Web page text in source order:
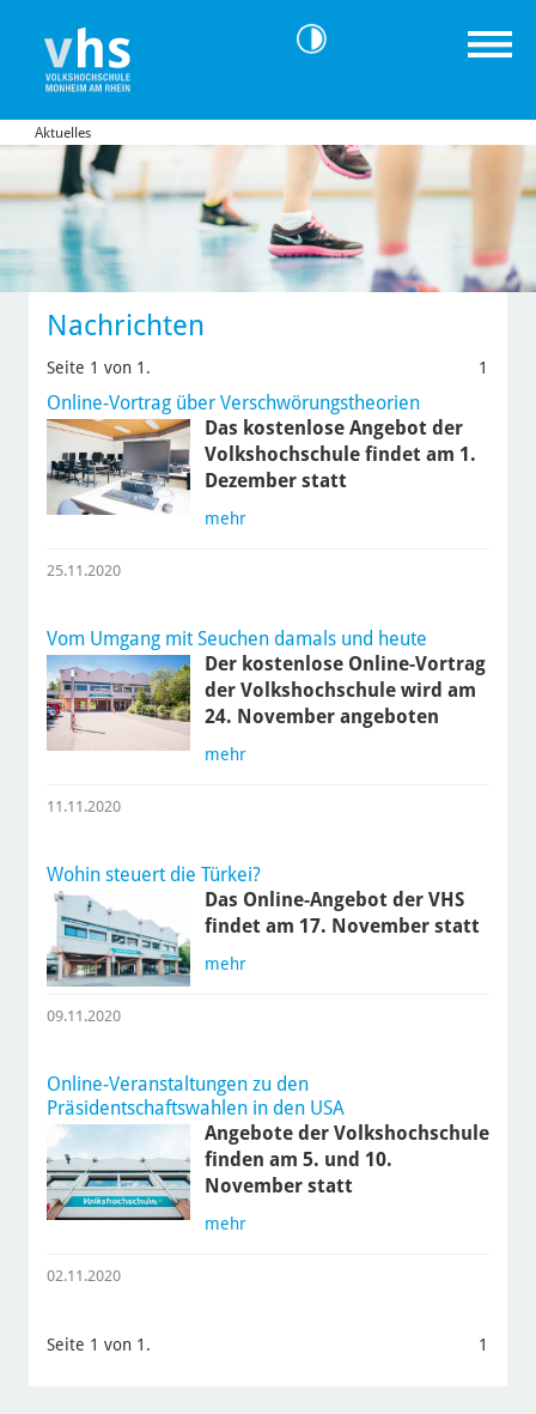
Aktuelles
Nachrichten
Seite 1 von 1. 1
Online-Vortrag über Verschwörungstheorien
Das kostenlose Angebot der
Volkshochschule findet am 1.
Dezember statt
mehr
25.11.2020
Vom Umgang mit Seuchen damals und heute
Der kostenlose Online-Vortrag
der Volkshochschule wird am
24. November angeboten
mehr
11.11.2020
Wohin steuert die Türkei?
Das Online-Angebot der VHS
findet am 17. November statt
mehr
09.11.2020
Online-Veranstaltungen zu den
Präsidentschaftswahlen in den USA
Angebote der Volkshochschule
finden am 5. und 10.
November statt
mehr
02.11.2020
Seite 1 von 1. 1